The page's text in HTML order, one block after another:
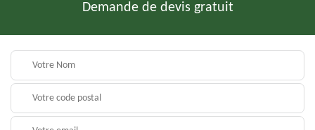
Demande de devis gratuit